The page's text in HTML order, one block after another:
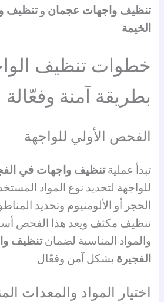
تنظيف واجهات عجمان وتنظيف
الخيمة
خطوات تنظيف
بطريقة آمنة وفعّالة
الفحص الأولي للواجهة
تبدأ عمليةتنظيف واجهات في
للواجهة لتحديد نوع المواد
الحجر أو الألومنيوم وتحديد
تنظيف مكثف ويعد هذا الفحص
والمواد المناسبة لضمانتنظيف
الفجيرة بشكل آمن وفعّال
اختيار المواد والمعدات